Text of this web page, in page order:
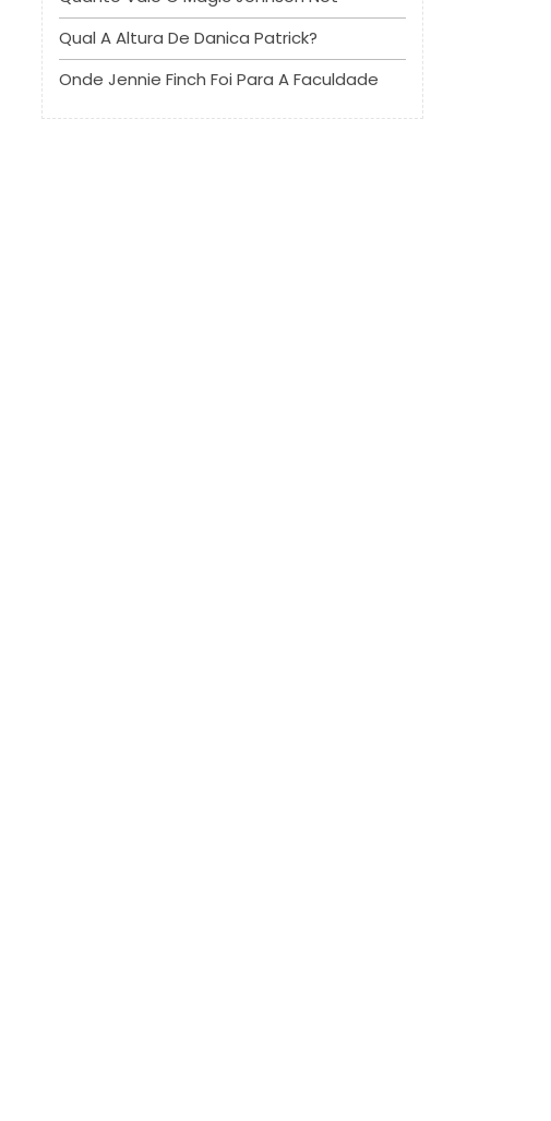
Qual A Altura De Danica Patrick?
Onde Jennie Finch Foi Para A Faculdade